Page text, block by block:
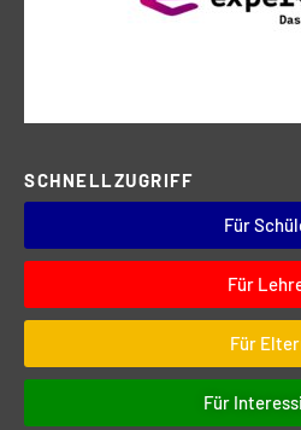
SCHNELLZUGRIFF
Für
Für
Für
Für